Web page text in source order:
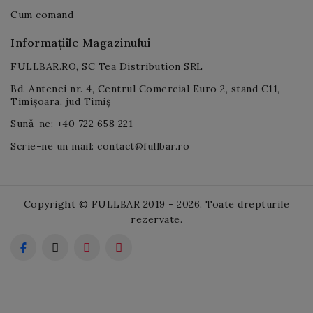
Cum comand
Informațiile Magazinului
FULLBAR.RO, SC Tea Distribution SRL
Bd. Antenei nr. 4, Centrul Comercial Euro 2, stand C11,
Timișoara, jud Timiș
Sună-ne: +40 722 658 221
Scrie-ne un mail: contact@fullbar.ro
Copyright © FULLBAR 2019 - 2026. Toate drepturile
rezervate.